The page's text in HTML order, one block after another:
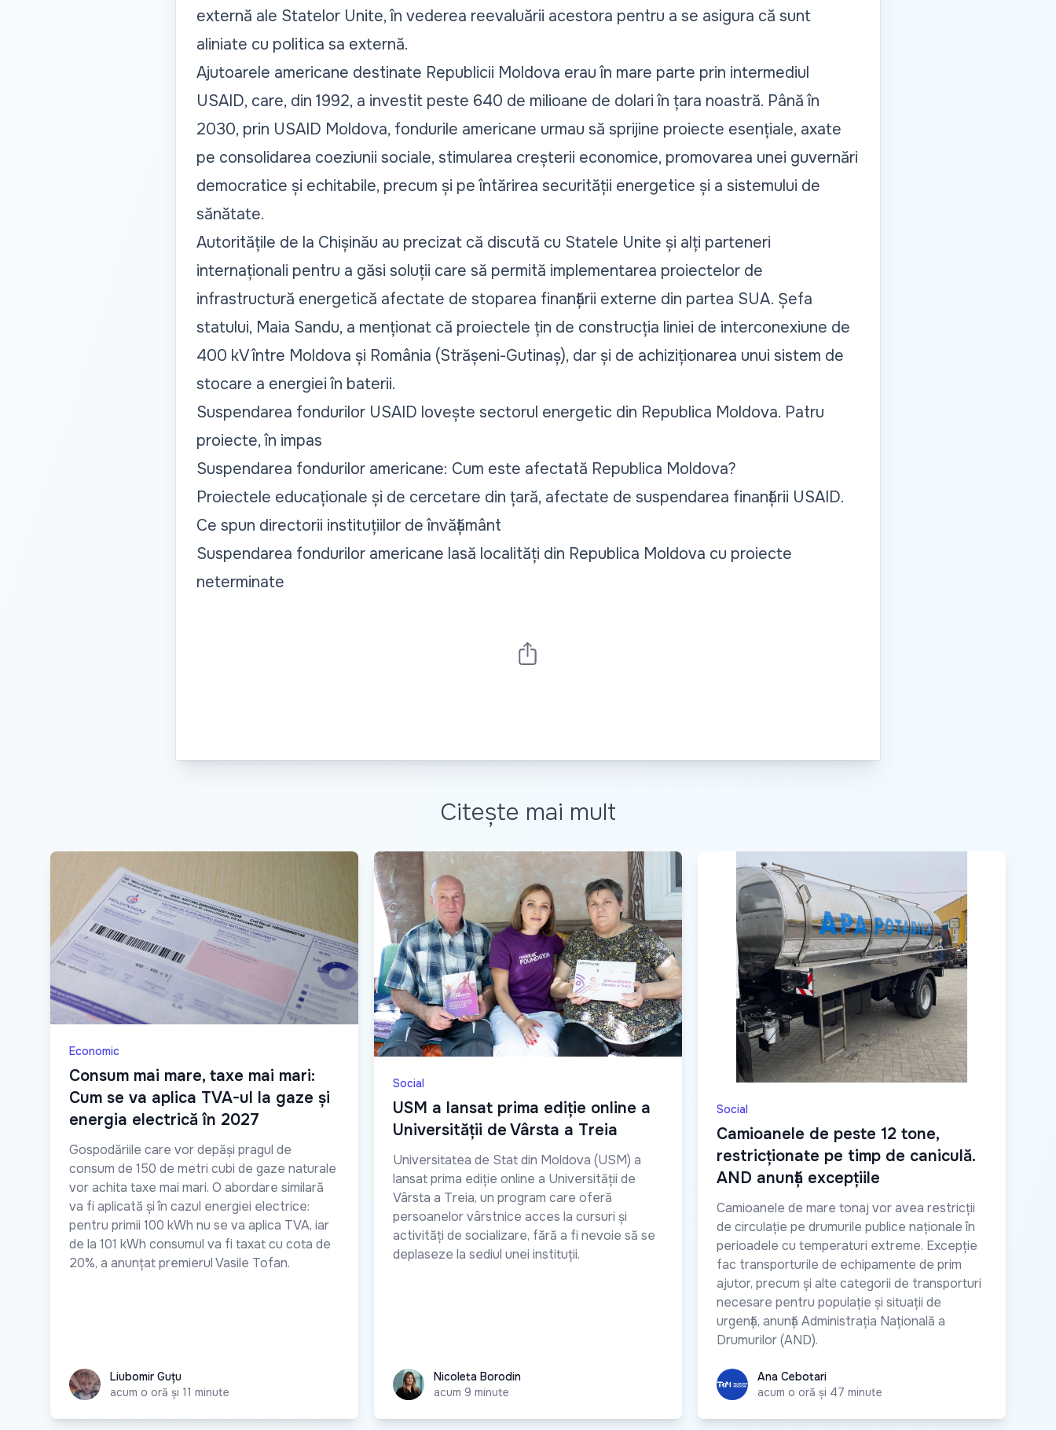
externă ale Statelor Unite, în vederea reevaluării acestora pentru a se asigura că sunt
aliniate cu politica sa externă.
Ajutoarele americane destinate Republicii Moldova erau în mare parte prin intermediul
USAID, care, din 1992, a investit peste 640 de milioane de dolari în țara noastră. Până în
2030, prin USAID Moldova, fondurile americane urmau să sprijine proiecte esențiale, axate
pe consolidarea coeziunii sociale, stimularea creșterii economice, promovarea unei guvernări
democratice și echitabile, precum și pe întărirea securității energetice și a sistemului de
sănătate.
Autoritățile de la Chișinău au precizat că discută cu Statele Unite și alți parteneri
internaționali pentru a găsi soluții care să permită implementarea proiectelor de
infrastructură energetică afectate de stoparea finanțării externe din partea SUA. Șefa
statului, Maia Sandu, a menționat că proiectele țin de construcția liniei de interconexiune de
400 kV între Moldova și România (Strășeni-Gutinaș), dar și de achiziționarea unui sistem de
stocare a energiei în baterii.
Suspendarea fondurilor USAID lovește sectorul energetic din Republica Moldova. Patru
proiecte, în impas
Suspendarea fondurilor americane: Cum este afectată Republica Moldova?
Proiectele educaționale și de cercetare din țară, afectate de suspendarea finanțării USAID.
Ce spun directorii instituțiilor de învățământ
Suspendarea fondurilor americane lasă localități din Republica Moldova cu proiecte
neterminate
Citește mai mult
Economic
Consum mai mare, taxe mai mari:
Cum se va aplica TVA-ul la gaze și
energia electrică în 2027
Gospodăriile care vor depăși pragul de
consum de 150 de metri cubi de gaze naturale
vor achita taxe mai mari. O abordare similară
va fi aplicată și în cazul energiei electrice:
pentru primii 100 kWh nu se va aplica TVA, iar
de la 101 kWh consumul va fi taxat cu cota de
20%, a anunțat premierul Vasile Tofan.
Liubomir Guțu
Liubomir Guțu
acum o oră și 11 minute
Social
USM a lansat prima ediție online a
Universității de Vârsta a Treia
Universitatea de Stat din Moldova (USM) a
lansat prima ediție online a Universității de
Vârsta a Treia, un program care oferă
persoanelor vârstnice acces la cursuri și
activități de socializare, fără a fi nevoie să se
deplaseze la sediul unei instituții.
Nicoleta Borodin
Nicoleta Borodin
acum 9 minute
Social
Camioanele de peste 12 tone,
restricționate pe timp de caniculă.
AND anunță excepțiile
Camioanele de mare tonaj vor avea restricții
de circulație pe drumurile publice naționale în
perioadele cu temperaturi extreme. Excepție
fac transporturile de echipamente de prim
ajutor, precum și alte categorii de transporturi
necesare pentru populație și situații de
urgență, anunță Administrația Națională a
Drumurilor (AND).
Ana CebotariAna Cebotari
acum o oră și 47 minute